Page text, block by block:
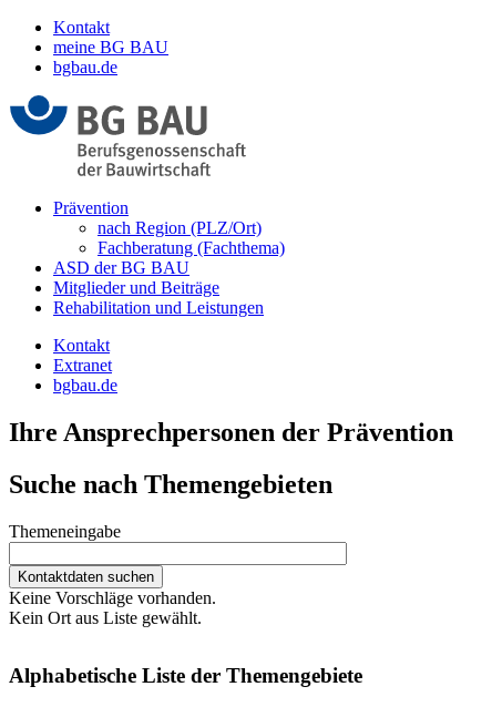
Kontakt
meine BG BAU
bgbau.de
Prävention
nach Region (PLZ/Ort)
Fachberatung (Fachthema)
ASD der BG BAU
Mitglieder und Beiträge
Rehabilitation und Leistungen
Kontakt
Extranet
bgbau.de
Ihre Ansprechpersonen der Prävention
Suche nach Themengebieten
Themeneingabe
Keine Vorschläge vorhanden.
Kein Ort aus Liste gewählt.
Alphabetische Liste der Themengebiete